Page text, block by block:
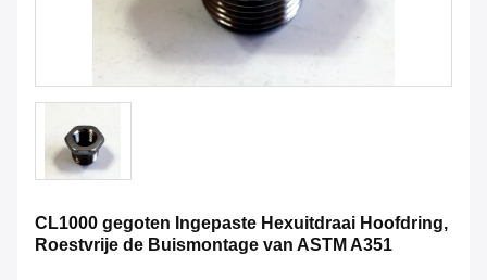
CL1000 gegoten Ingepaste Hexuitdraai Hoofdring,
Roestvrije de Buismontage van ASTM A351